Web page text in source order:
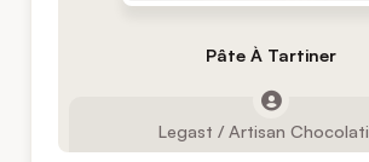
Pâte À Tartiner
Legast / Artisan